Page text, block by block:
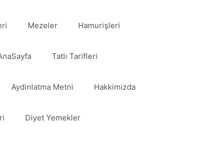
Mezeler Hamurişleri
Tatlı Tarifleri
Aydinlatma Metni Hakkimizda
Diyet Yemekler